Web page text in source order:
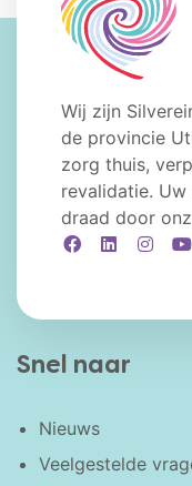
Wij zijn
de provincie
zorg thuis,
revalidatie.
draad door
FacebookLinkedIn
Snel naar
Nieuws
Veelgestelde